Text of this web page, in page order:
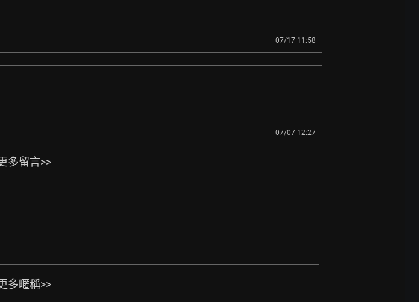
07/17 11:58
07/07 12:27
多留言>>
多暱稱>>